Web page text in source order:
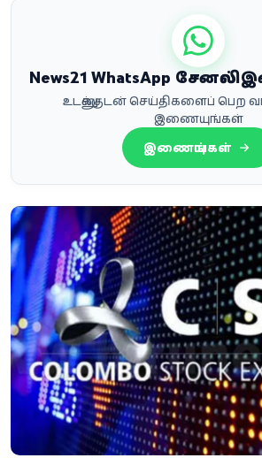
News21 WhatsApp
உடனுக்குடன் செய்திகளைப் பெற
இணையுங்கள்
இணையுங்கள்